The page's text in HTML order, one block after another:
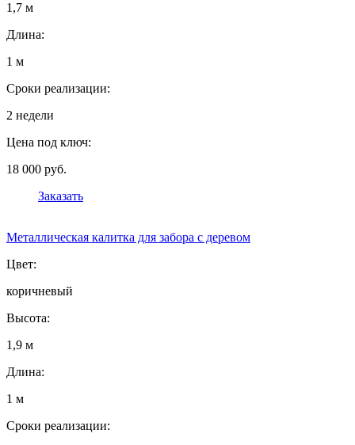
1,7 м
Длина:
1 м
Сроки реализации:
2 недели
Цена под ключ:
18 000 руб.
Заказать
Металлическая калитка для забора с деревом
Цвет:
коричневый
Высота:
1,9 м
Длина:
1 м
Сроки реализации: